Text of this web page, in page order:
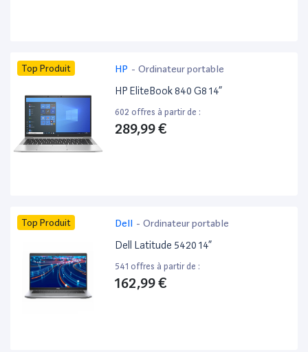
Top Produit HP - Ordinateur portable
HP EliteBook 840 G8 14”
602 offres à partir de :
289,99 €
Top Produit Dell - Ordinateur portable
Dell Latitude 5420 14”
541 offres à partir de :
162,99 €